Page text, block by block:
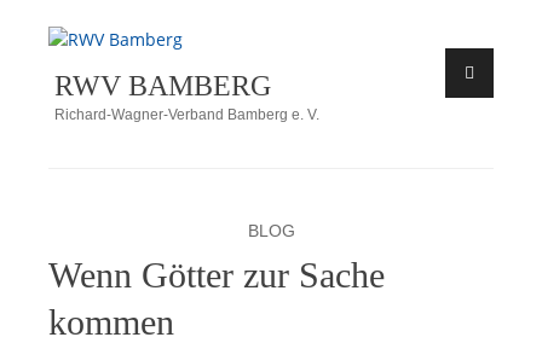
Zum
springen
RWV BAMBERG
Richard-Wagner-Verband Bamberg e. V.
BLOG
Wenn Götter zur Sache
kommen